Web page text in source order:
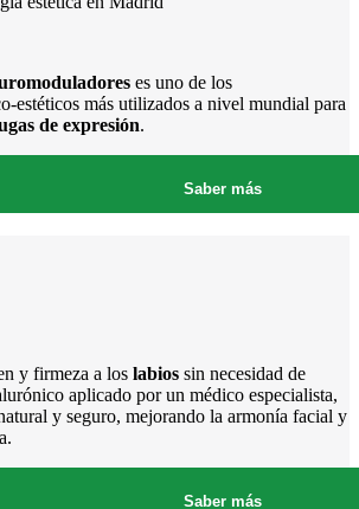
es uno de los
estéticos más utilizados a nivel mundial para
de expresión.
Saber más
y firmeza a los labios sin necesidad de
aplicado por un médico especialista,
y seguro, mejorando la armonía facial y
Saber más